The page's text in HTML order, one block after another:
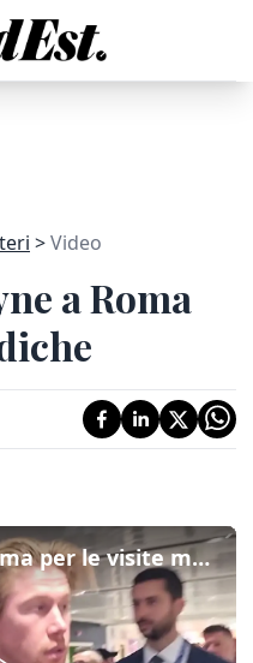
Video
a Roma
Napoli, De Bruyne a Roma per le visite mediche